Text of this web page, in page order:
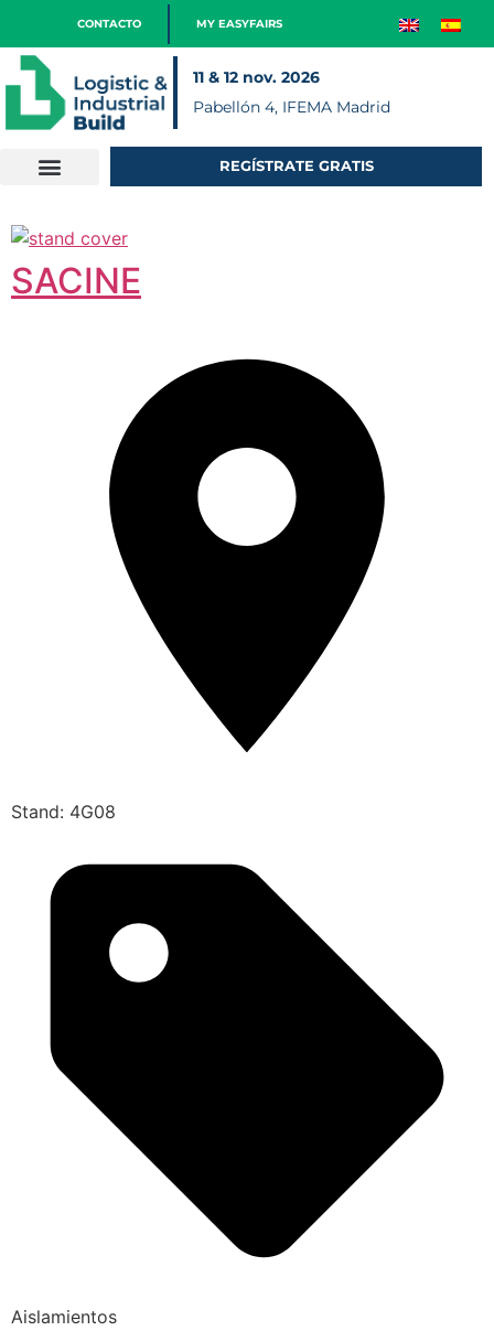
CONTACTO MY EASYFAIRS
11 & 12 nov. 2026
Pabellón 4, IFEMA Madrid
REGÍSTRATE GRATIS
SACINE
Stand: 4G08
Aislamientos